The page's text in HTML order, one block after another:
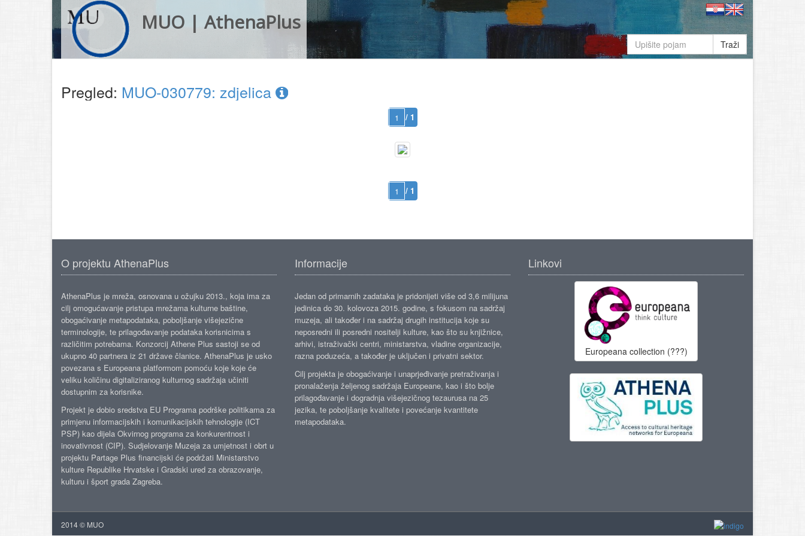
MUO | AthenaPlus
Traži
Pregled: MUO-030779: zdjelica
/ 1
/ 1
O projektu AthenaPlus
AthenaPlus je mreža, osnovana u ožujku 2013., koja ima za
cilj omogućavanje pristupa mrežama kulturne baštine,
obogaćivanje metapodataka, poboljšanje višejezične
terminologije, te prilagođavanje podataka korisnicima s
različitim potrebama. Konzorcij Athene Plus sastoji se od
ukupno 40 partnera iz 21 države članice. AthenaPlus je usko
povezana s Europeana platformom pomoću koje koje će
veliku količinu digitaliziranog kulturnog sadržaja učiniti
dostupnim za korisnike.
Projekt je dobio sredstva EU Programa podrške politikama za
primjenu informacijskih i komunikacijskih tehnologije (ICT
PSP) kao dijela Okvirnog programa za konkurentnost i
inovativnost (CIP). Sudjelovanje Muzeja za umjetnost i obrt u
projektu Partage Plus financijski će podržati Ministarstvo
kulture Republike Hrvatske i Gradski ured za obrazovanje,
kulturu i šport grada Zagreba.
Informacije
Jedan od primarnih zadataka je pridonijeti više od 3,6 milijuna
jedinica do 30. kolovoza 2015. godine, s fokusom na sadržaj
muzeja, ali također i na sadržaj drugih institucija koje su
neposredni ili posredni nositelji kulture, kao što su knjižnice,
arhivi, istraživački centri, ministarstva, vladine organizacije,
razna poduzeća, a također je uključen i privatni sektor.
Cilj projekta je obogaćivanje i unaprjeđivanje pretraživanja i
pronalaženja željenog sadržaja Europeane, kao i što bolje
prilagođavanje i dogradnja višejezičnog tezaurusa na 25
jezika, te poboljšanje kvalitete i povećanje kvantitete
metapodataka.
Linkovi
Europeana collection (???)
2014 © MUO